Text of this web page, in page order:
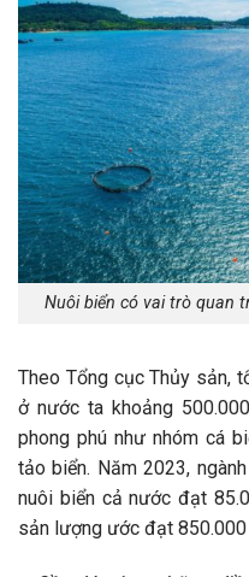
Nuôi biển có vai trò quan
Theo Tổng cục Thủy sản,
ở nước ta khoảng
phong phú như nhóm cá
tảo biển. Năm 2023,
nuôi biển cả nước đạt
sản lượng ước đạt 850.000